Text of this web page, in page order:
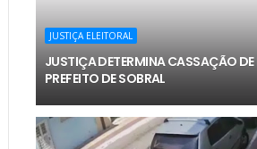
JUSTIÇA ELEITORAL
JUSTIÇA DETERMINA CASSAÇÃO
PREFEITO DE SOBRAL